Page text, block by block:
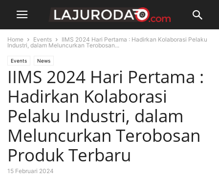
Home Events
IIMS 2024 Hari Pertama : Hadirkan Kolaborasi Pelaku
Industri, dalam Meluncurkan Terobosan...
Events News
IIMS 2024 Hari Pertama :
Hadirkan Kolaborasi
Pelaku Industri, dalam
Meluncurkan Terobosan
Produk Terbaru
15 Februari 2024